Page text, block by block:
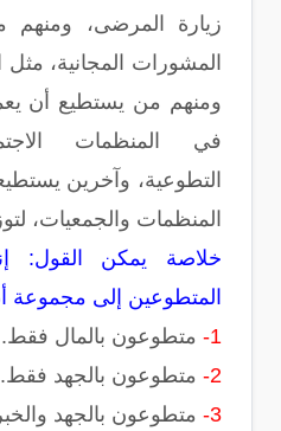
زيارة المرضى،
المشورات المجانية،
ومنهم من يستطيع أن
في المنظمات
التطوعية، وآخرين
المنظمات والجمعيات،
خلاصة يمكن القول:
المتطوعين إلى مجموعة
1-
متطوعون بالمال فقط.
2- متطوعون بالجهد فقط.
3- متطوعون بالجهد